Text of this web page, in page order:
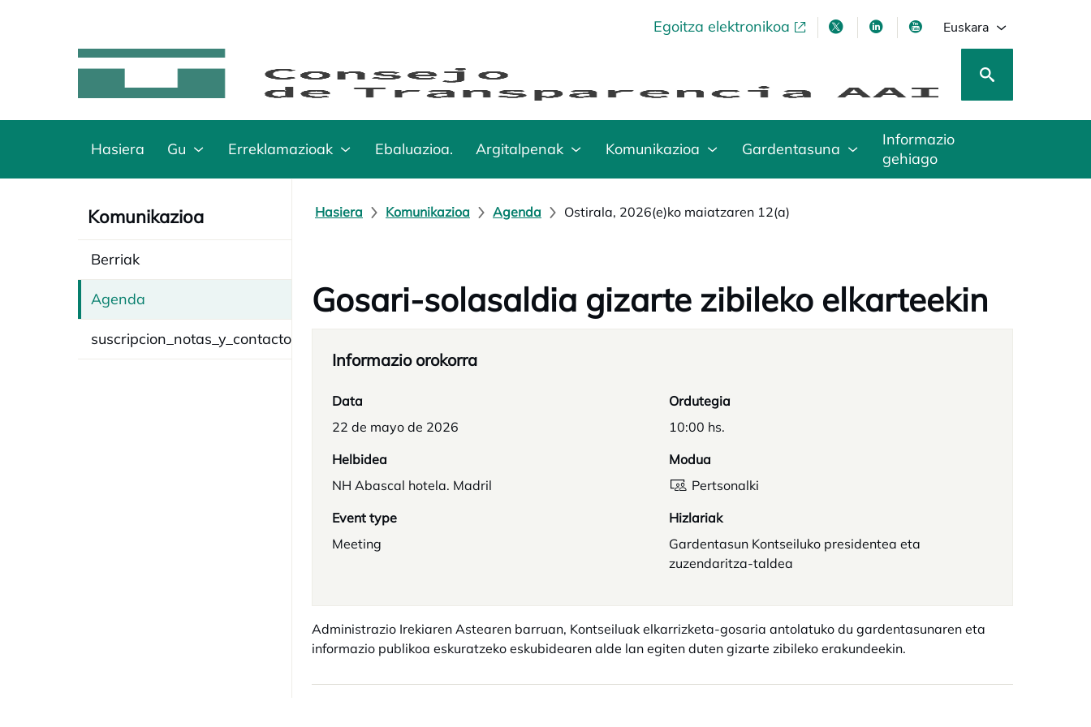
Egoitza elektronikoaopens in a new tabopens in a new tab
opens in a new tab
opens in a new tab
Euskara
Hasiera Gu Erreklamazioak Ebaluazioa. Argitalpenak Komunikazioa Gardentasuna
Informazio
gehiago
Komunikazioa
Berriak
Agenda
suscripcion_notas_y_contacto
Hasiera Komunikazioa Agenda Ostirala, 2026(e)ko maiatzaren 12(a)
Gosari-solasaldia gizarte zibileko elkarteekin
Informazio orokorra
Data
22 de mayo de 2026
Ordutegia
10:00 hs.
Helbidea
NH Abascal hotela. Madril
Modua
Pertsonalki
Event type
Meeting
Hizlariak
Gardentasun Kontseiluko presidentea eta
zuzendaritza-taldea
Administrazio Irekiaren Astearen barruan, Kontseiluak elkarrizketa-gosaria antolatuko du gardentasunaren eta
informazio publikoa eskuratzeko eskubidearen alde lan egiten duten gizarte zibileko erakundeekin.